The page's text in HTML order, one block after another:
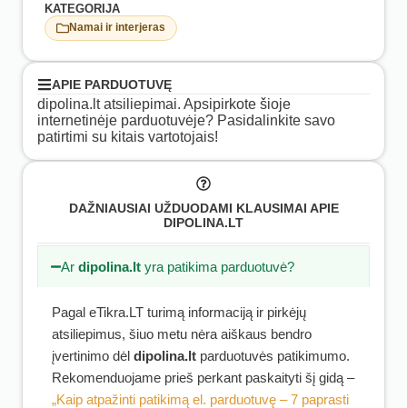
KATEGORIJA
Namai ir interjeras
APIE PARDUOTUVĘ
dipolina.lt atsiliepimai. Apsipirkote šioje
internetinėje parduotuvėje? Pasidalinkite savo
patirtimi su kitais vartotojais!
DAŽNIAUSIAI UŽDUODAMI KLAUSIMAI APIE
DIPOLINA.LT
Ardipolina.lt yra patikima parduotuvė?
Pagal eTikra.LT turimą informaciją ir pirkėjų
atsiliepimus, šiuo metu nėra aiškaus bendro
įvertinimo dėl dipolina.lt parduotuvės patikimumo.
Rekomenduojame prieš perkant paskaityti šį gidą –
„Kaip atpažinti patikimą el. parduotuvę – 7 paprasti